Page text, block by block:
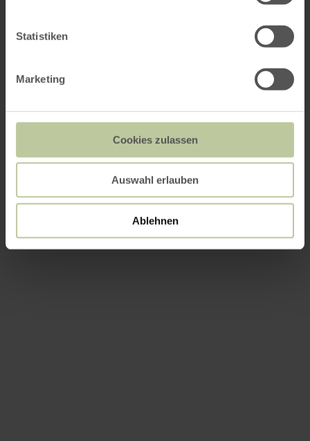
Statistiken
Marketing
Cookies zulassen
Auswahl erlauben
Ablehnen